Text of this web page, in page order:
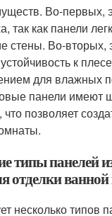
Во-первых,
так как панели
стены. Во-вторых,
к
для влажных
панели имеют
что позволяет
типы панелей
отделки
несколько типов